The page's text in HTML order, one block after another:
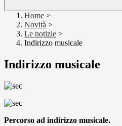
Home >
Novità >
Le notizie >
Indirizzo musicale
Indirizzo musicale
Percorso ad indirizzo musicale.